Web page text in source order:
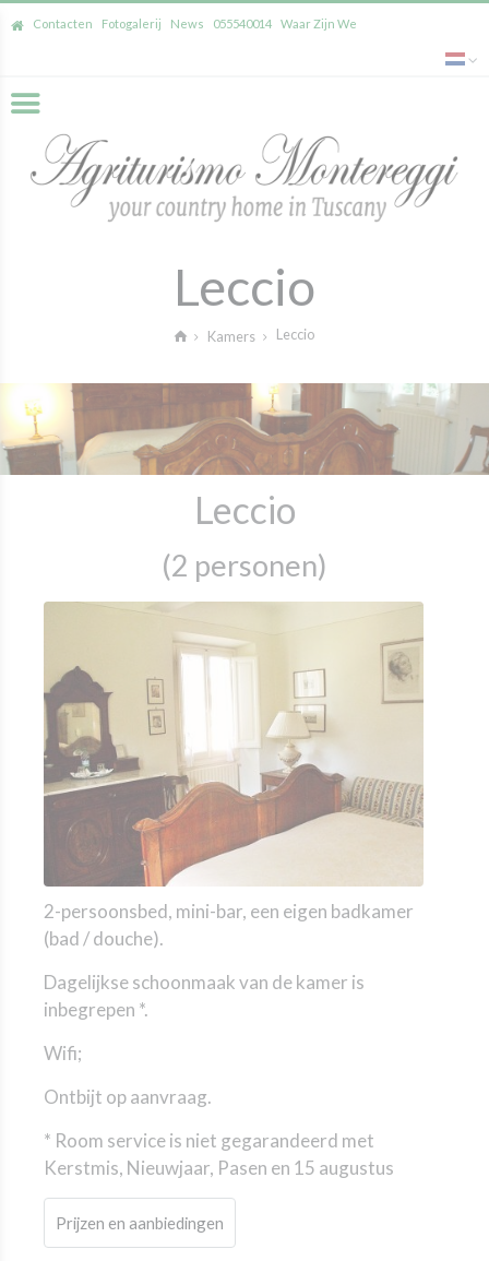
Contacten Fotogalerij News 055540014 Waar Zijn We
Leccio
Kamers Leccio
Leccio
(2 personen)
2-persoonsbed, mini-bar, een eigen badkamer
(bad / douche).
Dagelijkse schoonmaak van de kamer is
inbegrepen *.
Wifi;
Ontbijt op aanvraag.
* Room service is niet gegarandeerd met
Kerstmis, Nieuwjaar, Pasen en 15 augustus
Prijzen en aanbiedingen